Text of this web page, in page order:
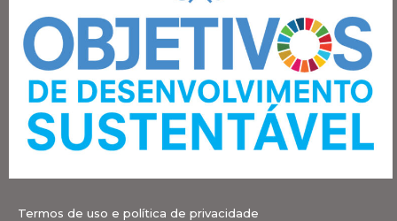
Termos de uso e política de privacidade